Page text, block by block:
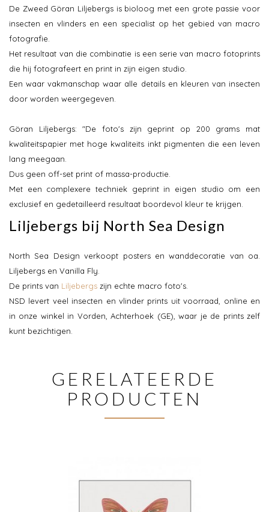
De Zweed Göran Liljebergs is bioloog met een grote passie voor
insecten en vlinders en een specialist op het gebied van macro
fotografie.
Het resultaat van die combinatie is een serie van macro fotoprints
die hij fotografeert en print in zijn eigen studio.
Een waar vakmanschap waar alle details en kleuren van insecten
door worden weergegeven.
Göran Liljebergs: "De foto's zijn geprint op 200 grams mat
kwaliteitspapier met hoge kwaliteits inkt pigmenten die een leven
lang meegaan.
Dus geen off-set print of massa-productie.
Met een complexere techniek geprint in eigen studio om een
exclusief en gedetailleerd resultaat boordevol kleur te krijgen.
Liljebergs bij North Sea Design
North Sea Design verkoopt posters en wanddecoratie van oa.
Liljebergs en Vanilla Fly.
De prints van Liljebergs zijn echte macro foto's.
NSD levert veel insecten en vlinder prints uit voorraad, online en
in onze winkel in Vorden, Achterhoek (GE), waar je de prints zelf
kunt bezichtigen.
GERELATEERDE
PRODUCTEN